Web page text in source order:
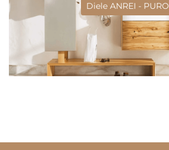
Diele ANREI - PURO